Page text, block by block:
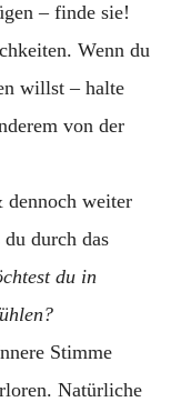
– finde sie!
Wenn du
willst – halte
von der
weiter
durch das
du in
Stimme
Natürliche